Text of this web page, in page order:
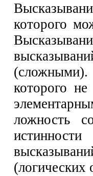
которого
которого не
ложность
(логических